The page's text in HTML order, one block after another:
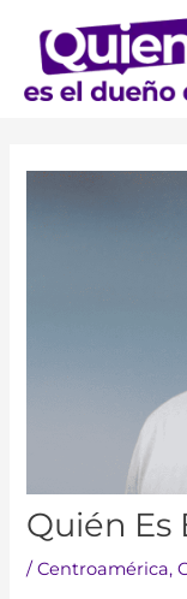
Quién Es
/Centroamérica,